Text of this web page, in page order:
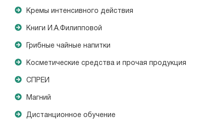
Кремы интенсивного действия
Книги И.А.Филипповой
Грибные чайные напитки
Косметические средства и прочая продукция
СПРЕИ
Магний
Дистанционное обучение